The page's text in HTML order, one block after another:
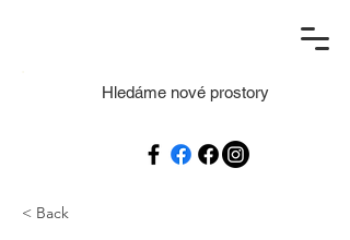
Hledáme nové prostory
< Back